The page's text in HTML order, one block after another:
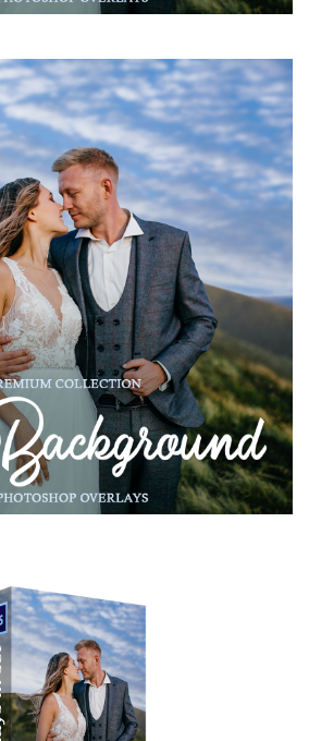
Free download